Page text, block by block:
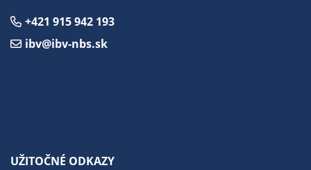
+421 915 942 193
ibv@ibv-nbs.sk
UŽITOČNÉ ODKAZY